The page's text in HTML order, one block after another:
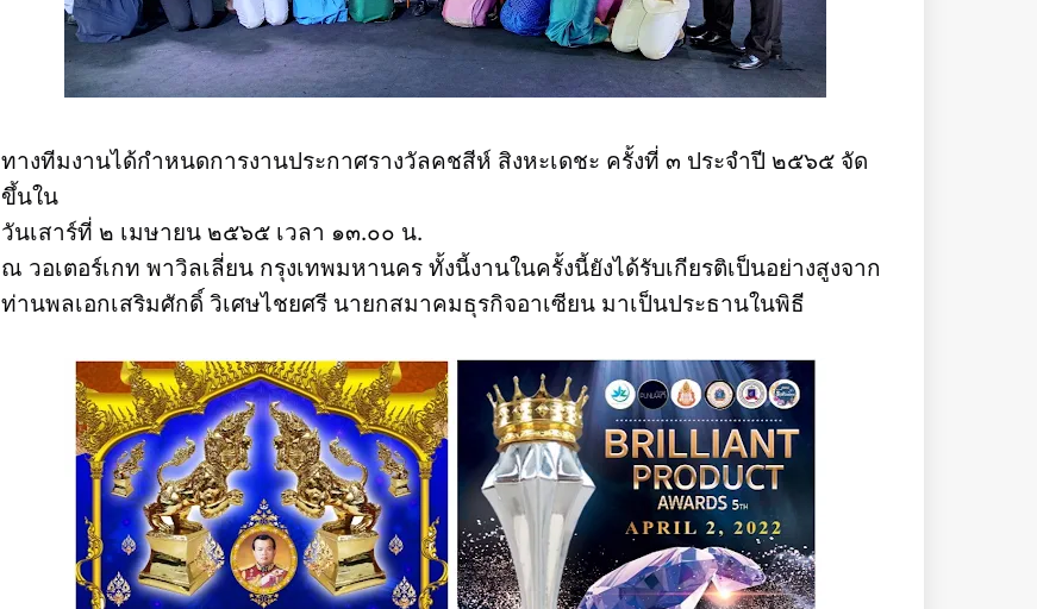
ทางทีมงานได้กำหนดการงานประกาศรางวัลคชสีห์ สิงหะเดชะ ครั้งที่ ๓ ประจำปี ๒๕๖๕ จัด
ขึ้นใน
วันเสาร์ที่ ๒ เมษายน ๒๕๖๕ เวลา ๑๓.๐๐ น.
ณ วอเตอร์เกท พาวิลเลี่ยน กรุงเทพมหานคร ทั้งนี้งานในครั้งนี้ยังได้รับเกียรติเป็นอย่างสูงจาก
ท่านพลเอกเสริมศักดิ์ วิเศษไชยศรี นายกสมาคมธุรกิจอาเซียน มาเป็นประธานในพิธี